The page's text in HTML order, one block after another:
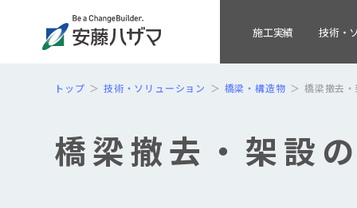
施工実績 技術・
トップ 技術・ソリューション 橋梁・構造物 橋梁撤去
橋梁撤去・架設